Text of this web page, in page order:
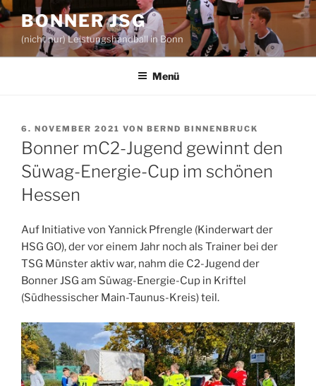
Zum
Inhalt
springen
BONNER JSG
(nicht nur) Leistungshandball in Bonn
Menü
VERÖFFENTLICHT
AM
6. NOVEMBER 2021 VON BERND BINNENBRUCK
Bonner mC2-Jugend gewinnt den
Süwag-Energie-Cup im schönen
Hessen
Auf Initiative von Yannick Pfrengle (Kinderwart der
HSG GO), der vor einem Jahr noch als Trainer bei der
TSG Münster aktiv war, nahm die C2-Jugend der
Bonner JSG am Süwag-Energie-Cup in Kriftel
(Südhessischer Main-Taunus-Kreis) teil.